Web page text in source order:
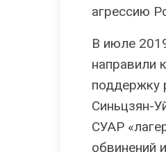
агрессию
В июле
направили
поддержку
Синьцзян-
СУАР
обвинений